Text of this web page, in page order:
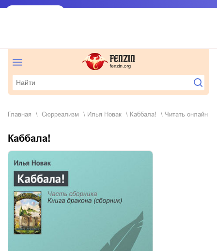
Главная сюрреализм Илья Новак Каббала! Читать онлайн
Каббала!